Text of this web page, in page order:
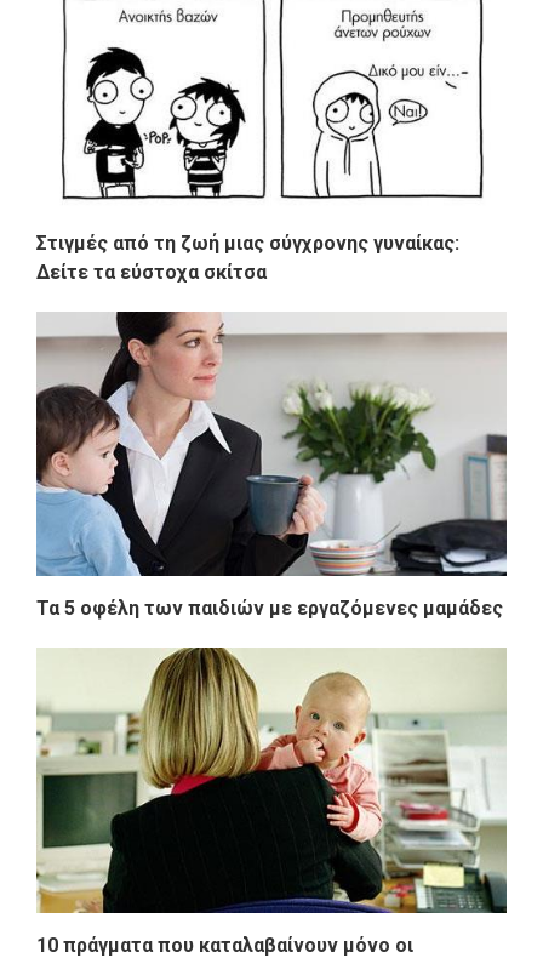
Στιγμές από τη ζωή μιας σύγχρονης γυναίκας:
Δείτε τα εύστοχα σκίτσα
Τα 5 οφέλη των παιδιών με εργαζόμενες μαμάδες
10 πράγματα που καταλαβαίνουν μόνο οι